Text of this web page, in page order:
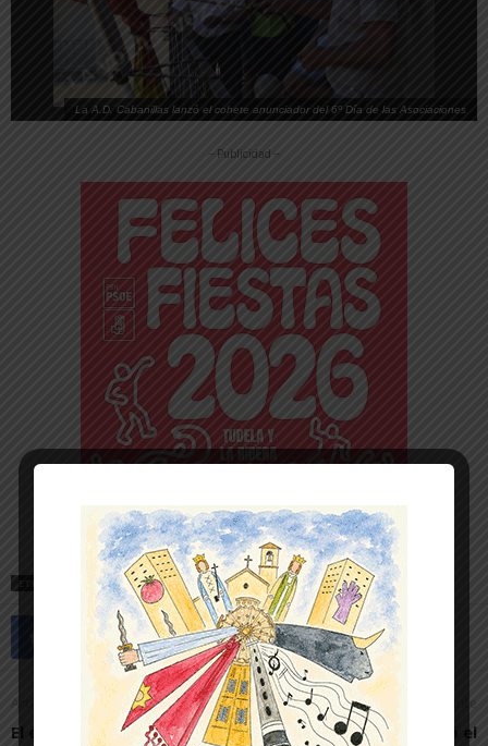
La A.D. Cabanillas lanzó el cohete anunciador del 6º Día de las Asociaciones
-- Publicidad --
CABANILLAS
Artículo anterior
El equipo de Monteagudo,
Artículo siguiente
El C.D. Murchante lanzó el